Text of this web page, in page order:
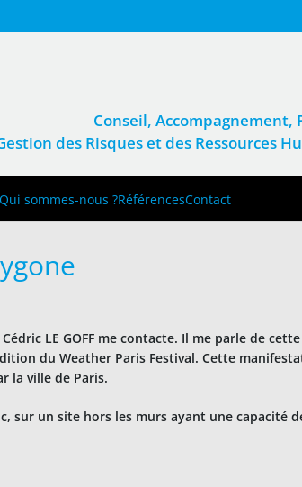
Conseil, Accompagnement,
des Risques et des Ressources
sommes-nous ?RéférencesContact
LE GOFF me contacte. Il me parle de
du Weather Paris Festival. Cette
la ville de Paris.
sur un site hors les murs ayant une capacité